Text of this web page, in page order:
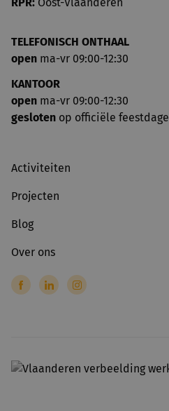
TELEFONISCH ONTHAAL
open ma-vr 09:00-12:30
KANTOOR
open ma-vr 09:00-12:30
gesloten op officiële
Activiteiten
Projecten
Blog
Over ons